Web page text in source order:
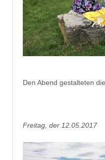
Den Abend gestalteten
Freitag, der 12.05.2017